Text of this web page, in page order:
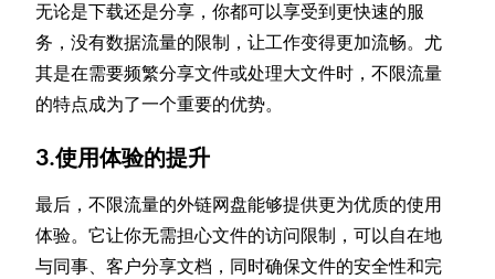
无论是下载还是分享，你都可以享受到更快速的服
务，没有数据流量的限制，让工作变得更加流畅。尤
其是在需要频繁分享文件或处理大文件时，不限流量
的特点成为了一个重要的优势。
3.使用体验的提升
最后，不限流量的外链网盘能够提供更为优质的使用
体验。它让你无需担心文件的访问限制，可以自在地
与同事、客户分享文档，同时确保文件的安全性和完